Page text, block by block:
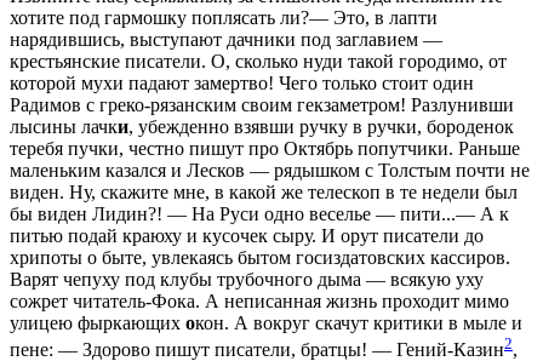
хотите под гармошку поплясать ли?— Это, в лапти
нарядившись, выступают дачники под заглавием —
крестьянские писатели. О, сколько нуди такой городимо, от
которой мухи падают замертво! Чего только стоит один
Радимов с греко-рязанским своим гекзаметром! Разлунивши
лысины лачки, убежденно взявши ручку в ручки, бороденок
теребя пучки, честно пишут про Октябрь попутчики. Раньше
маленьким казался и Лесков — рядышком с Толстым почти не
виден. Ну, скажите мне, в какой же телескоп в те недели был
бы виден Лидин?! — На Руси одно веселье — пити...— А к
питью подай краюху и кусочек сыру. И орут писатели до
хрипоты о быте, увлекаясь бытом госиздатовских кассиров.
Варят чепуху под клубы трубочного дыма — всякую уху
сожрет читатель-Фока. А неписанная жизнь проходит мимо
улицею фыркающих окон. А вокруг скачут критики в мыле и
пене: — Здорово пишут писатели, братцы! — Гений-Казин2,